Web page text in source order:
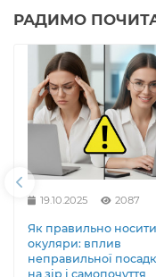
купіть
www.glazey.com.ua
доступних
інтернеті. Навіть
постійний
зв'яжіться з нами і
вашим потребам.
професіоналізм вас
РАДИМО
19.10.2025 2087
Як правильно носити
окуляри: вплив
неправильної
на зір і самопочуття